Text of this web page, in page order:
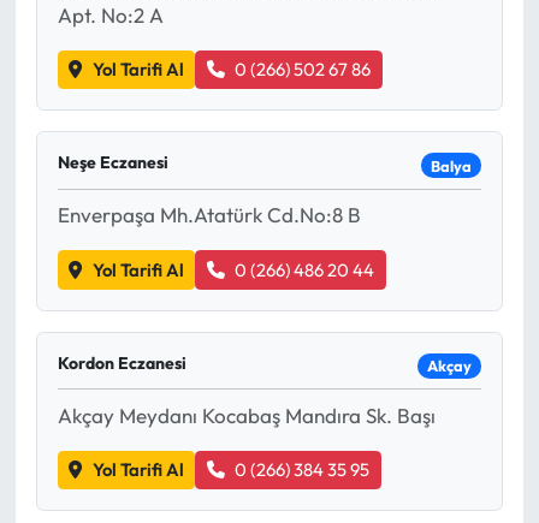
Apt. No:2 A
Yol Tarifi Al 0 (266) 502 67 86
Neşe Eczanesi Balya
Enverpaşa Mh.Atatürk Cd.No:8 B
Yol Tarifi Al 0 (266) 486 20 44
Kordon Eczanesi Akçay
Akçay Meydanı Kocabaş Mandıra Sk. Başı
Yol Tarifi Al 0 (266) 384 35 95